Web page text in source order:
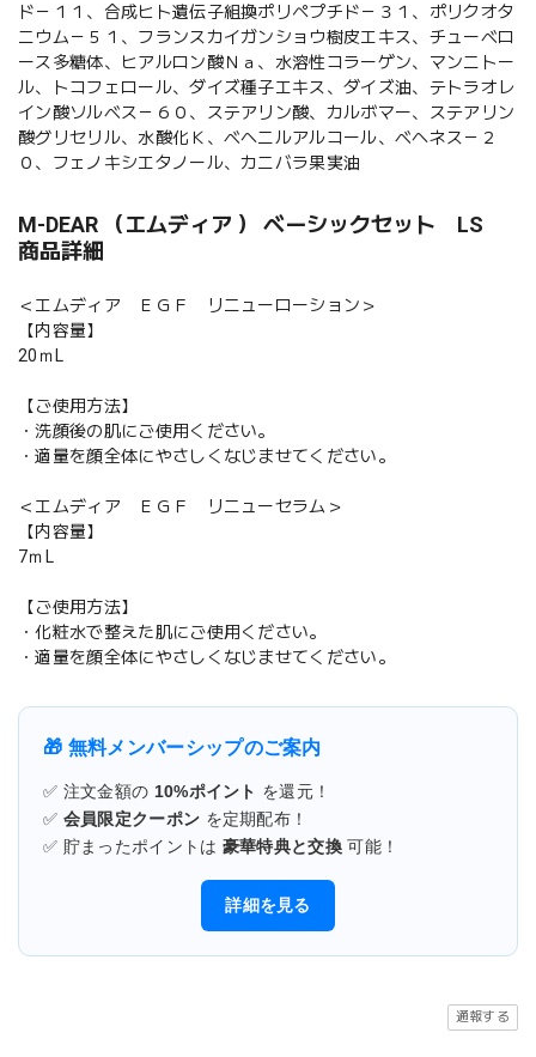
ド－１１、合成ヒト遺伝子組換ポリペプチド－３１、ポリクオタ
ニウム－５１、フランスカイガンショウ樹皮エキス、チューベロ
ース多糖体、ヒアルロン酸Ｎａ、水溶性コラーゲン、マンニトー
ル、トコフェロール、ダイズ種子エキス、ダイズ油、テトラオレ
イン酸ソルベス－６０、ステアリン酸、カルボマー、ステアリン
酸グリセリル、水酸化Ｋ、ベヘニルアルコール、ベヘネス－２
０、フェノキシエタノール、カニバラ果実油
M-DEAR （エムディア ） ベーシックセット LS
商品詳細
＜エムディア ＥＧＦ リニューローション＞
【内容量】
20ｍL
【ご使用方法】
・洗顔後の肌にご使用ください。
・適量を顔全体にやさしくなじませてください。
＜エムディア ＥＧＦ リニューセラム＞
【内容量】
7ｍL
【ご使用方法】
・化粧水で整えた肌にご使用ください。
・適量を顔全体にやさしくなじませてください。
🎁 無料メンバーシップのご案内
✅ 注文金額の 10%ポイント を還元！
✅ 会員限定クーポン を定期配布！
✅ 貯まったポイントは 豪華特典と交換 可能！
詳細を見る
通報する